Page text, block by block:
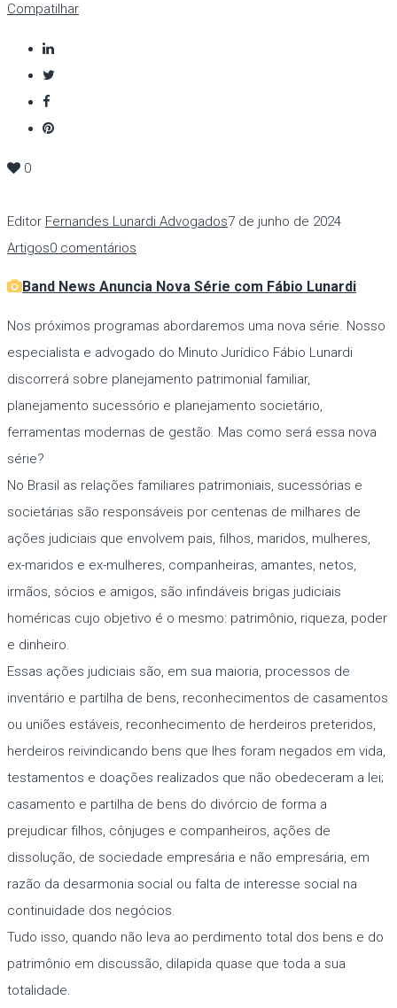
Compatilhar
0
Editor Fernandes Lunardi Advogados7 de junho de 2024
Artigos0 comentários
Band News Anuncia Nova Série com Fábio Lunardi
Nos próximos programas abordaremos uma nova série. Nosso
especialista e advogado do Minuto Jurídico Fábio Lunardi
discorrerá sobre planejamento patrimonial familiar,
planejamento sucessório e planejamento societário,
ferramentas modernas de gestão. Mas como será essa nova
série?
No Brasil as relações familiares patrimoniais, sucessórias e
societárias são responsáveis por centenas de milhares de
ações judiciais que envolvem pais, filhos, maridos, mulheres,
ex-maridos e ex-mulheres, companheiras, amantes, netos,
irmãos, sócios e amigos, são infindáveis brigas judiciais
homéricas cujo objetivo é o mesmo: patrimônio, riqueza, poder
e dinheiro.
Essas ações judiciais são, em sua maioria, processos de
inventário e partilha de bens, reconhecimentos de casamentos
ou uniões estáveis, reconhecimento de herdeiros preteridos,
herdeiros reivindicando bens que lhes foram negados em vida,
testamentos e doações realizados que não obedeceram a lei;
casamento e partilha de bens do divórcio de forma a
prejudicar filhos, cônjuges e companheiros, ações de
dissolução, de sociedade empresária e não empresária, em
razão da desarmonia social ou falta de interesse social na
continuidade dos negócios.
Tudo isso, quando não leva ao perdimento total dos bens e do
patrimônio em discussão, dilapida quase que toda a sua
totalidade.